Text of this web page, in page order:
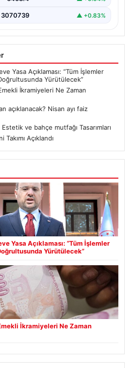
3070739 ▲ +0.83%
Yasa Açıklaması: “Tüm İşlemler
Yürütülecek”
İkramiyeleri Ne Zaman
açıklanacak? Nisan ayı faiz
ve bahçe mutfağı Tasarımları
Açıklandı
Yasa Açıklaması: “Tüm İşlemler
Yürütülecek”
İkramiyeleri Ne Zaman